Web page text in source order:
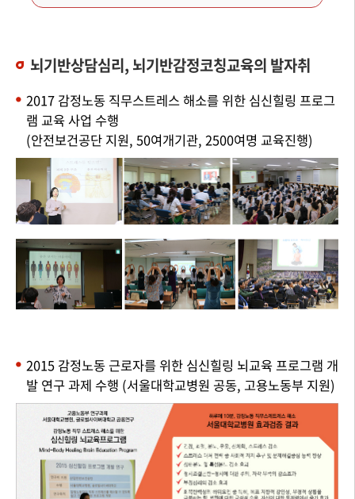
뇌기반상담심리, 뇌기반감정코칭교육의 발자취
2017 감정노동 직무스트레스 해소를 위한 심신힐링 프로그
램 교육 사업 수행
(안전보건공단 지원, 50여개기관, 2500여명 교육진행)
2015 감정노동 근로자를 위한 심신힐링 뇌교육 프로그램 개
발 연구 과제 수행 (서울대학교병원 공동, 고용노동부 지원)